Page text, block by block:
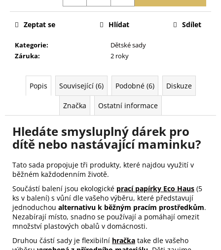
Kategorie:
Dětské sady
Záruka: 2 roky
Zeptat se Hlídat Sdílet
Popis Související (6) Podobné (6) Diskuze
Značka Ostatní informace
Hledáte smysluplný dárek pro
dítě nebo nastávající maminku?
Tato sada propojuje tři produkty, které najdou využití v
běžném každodenním životě.
Součástí balení jsou ekologické prací papírky Eco Haus (5
ks v balení) s vůní dle vašeho výběru, které představují
jednoduchou alternativu k běžným pracím prostředkům.
Nezabírají místo, snadno se používají a pomáhají omezit
množství plastových obalů v domácnosti.
Druhou částí sady je flexibilní hračka take dle vašeho